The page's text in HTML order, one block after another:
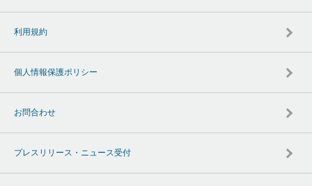
利用規約
個人情報保護ポリシー
お問合わせ
プレスリリース・ニュース受付